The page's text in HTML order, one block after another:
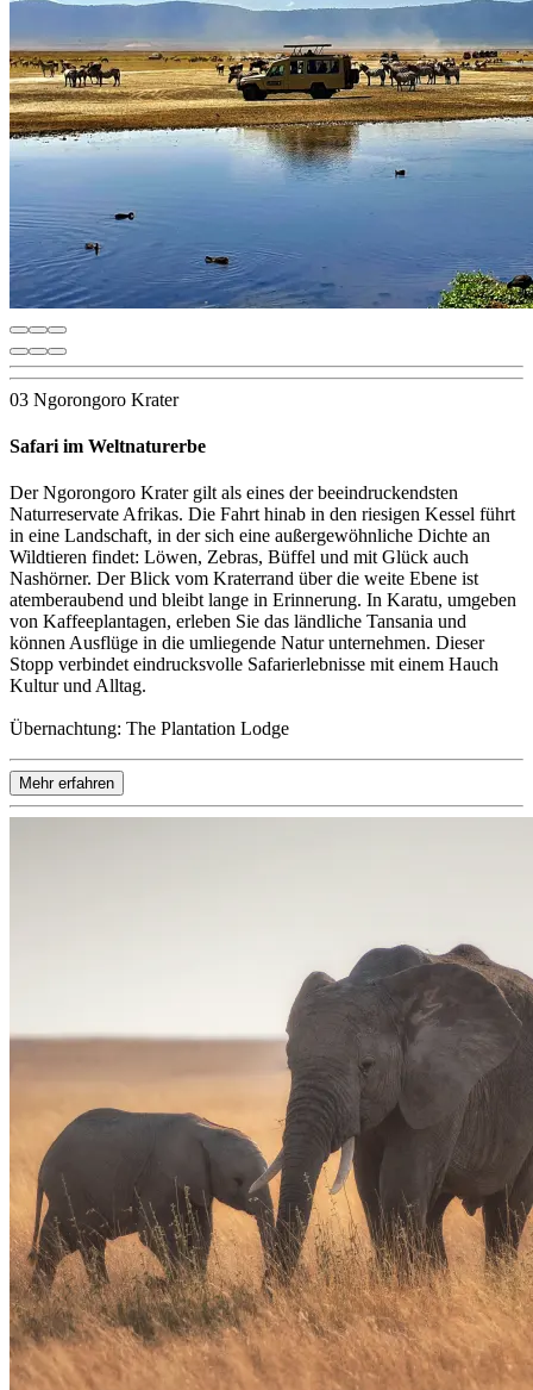
03 Ngorongoro Krater
Safari im Weltnaturerbe
Der Ngorongoro Krater gilt als eines der beeindruckendsten
Naturreservate Afrikas. Die Fahrt hinab in den riesigen Kessel führt
in eine Landschaft, in der sich eine außergewöhnliche Dichte an
Wildtieren findet: Löwen, Zebras, Büffel und mit Glück auch
Nashörner. Der Blick vom Kraterrand über die weite Ebene ist
atemberaubend und bleibt lange in Erinnerung. In Karatu, umgeben
von Kaffeeplantagen, erleben Sie das ländliche Tansania und
können Ausflüge in die umliegende Natur unternehmen. Dieser
Stopp verbindet eindrucksvolle Safarierlebnisse mit einem Hauch
Kultur und Alltag.
Übernachtung: The Plantation Lodge
Mehr erfahren